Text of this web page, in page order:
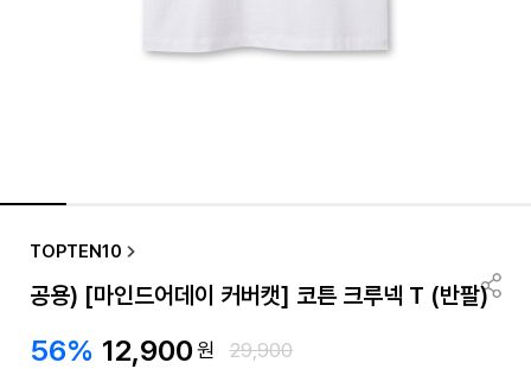
TOPTEN10
공용) [마인드어데이 커버캣] 코튼 크루넥 T (반팔)
56% 12,900원 29,900